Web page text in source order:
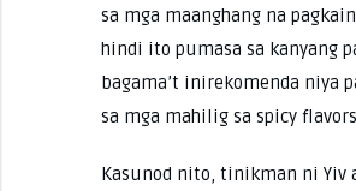
sa mga maanghang na pagkain
hindi ito pumasa sa kanyang
bagama’t inirekomenda niya
sa mga mahilig sa spicy
Kasunod nito, tinikman ni Yiv